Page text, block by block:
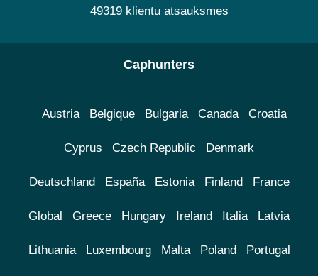
49319 klientu atsauksmes
Caphunters
Austria Belgique Bulgaria Canada Croatia
Cyprus Czech Republic Denmark
Deutschland España Estonia Finland France
Global Greece Hungary Ireland Italia Latvia
Lithuania Luxembourg Malta Poland Portugal